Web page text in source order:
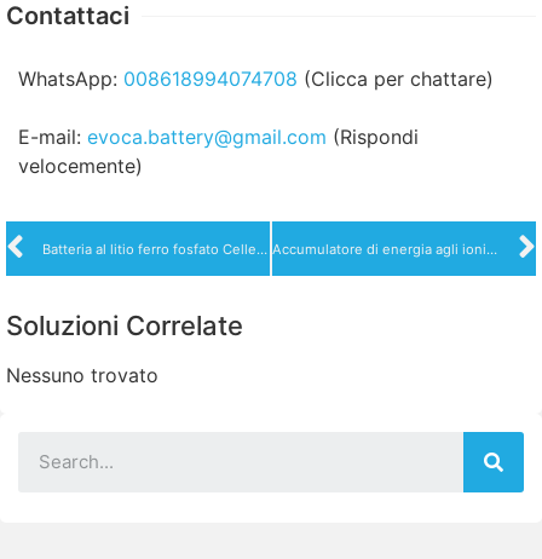
Contattaci
WhatsApp: 008618994074708 (Clicca per chattare)
E-mail: evoca.battery@gmail.com (Rispondi
velocemente)
Batteria al litio ferro fosfato Celle della batteria LiFePO4 da 3,2 V 206 Ah Accumulatore di energia agli ioni di litio da 12v 200Ah
Soluzioni Correlate
Nessuno trovato